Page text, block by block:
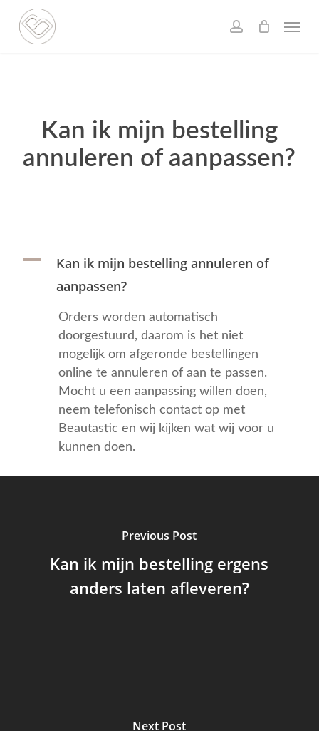
account
Kan ik mijn bestelling
annuleren of aanpassen?
A
Kan ik mijn bestelling annuleren of
aanpassen?
Orders worden automatisch
doorgestuurd, daarom is het niet
mogelijk om afgeronde bestellingen
online te annuleren of aan te passen.
Mocht u een aanpassing willen doen,
neem telefonisch contact op met
Beautastic en wij kijken wat wij voor u
kunnen doen.
Previous Post
Kan ik mijn bestelling ergens
anders laten afleveren?
Next Post